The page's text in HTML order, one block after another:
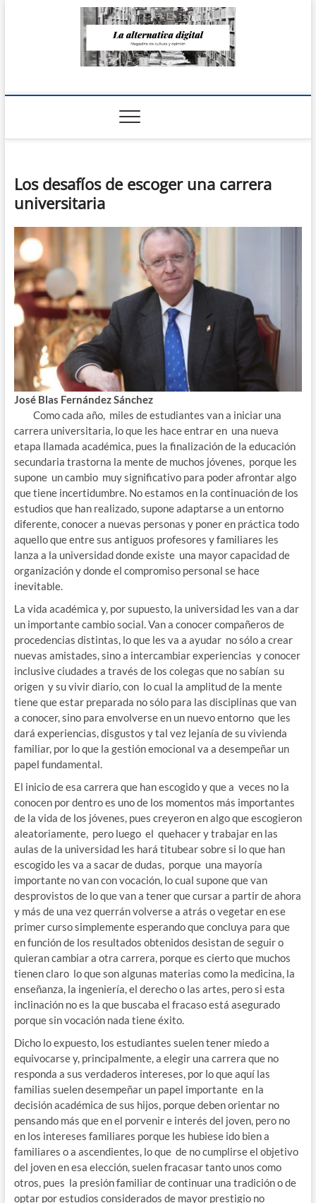
La Alternativa
Los desafíos de escoger una carrera
universitaria
José Blas Fernández Sánchez
Como cada año, miles de estudiantes van a iniciar una
carrera universitaria, lo que les hace entrar en una nueva
etapa llamada académica, pues la finalización de la educación
secundaria trastorna la mente de muchos jóvenes, porque les
supone un cambio muy significativo para poder afrontar algo
que tiene incertidumbre. No estamos en la continuación de los
estudios que han realizado, supone adaptarse a un entorno
diferente, conocer a nuevas personas y poner en práctica todo
aquello que entre sus antiguos profesores y familiares les
lanza a la universidad donde existe una mayor capacidad de
organización y donde el compromiso personal se hace
inevitable.
La vida académica y, por supuesto, la universidad les van a dar
un importante cambio social. Van a conocer compañeros de
procedencias distintas, lo que les va a ayudar no sólo a crear
nuevas amistades, sino a intercambiar experiencias y conocer
inclusive ciudades a través de los colegas que no sabían su
origen y su vivir diario, con lo cual la amplitud de la mente
tiene que estar preparada no sólo para las disciplinas que van
a conocer, sino para envolverse en un nuevo entorno que les
dará experiencias, disgustos y tal vez lejanía de su vivienda
familiar, por lo que la gestión emocional va a desempeñar un
papel fundamental.
El inicio de esa carrera que han escogido y que a veces no la
conocen por dentro es uno de los momentos más importantes
de la vida de los jóvenes, pues creyeron en algo que escogieron
aleatoriamente, pero luego el quehacer y trabajar en las
aulas de la universidad les hará titubear sobre si lo que han
escogido les va a sacar de dudas, porque una mayoría
importante no van con vocación, lo cual supone que van
desprovistos de lo que van a tener que cursar a partir de ahora
y más de una vez querrán volverse a atrás o vegetar en ese
primer curso simplemente esperando que concluya para que
en función de los resultados obtenidos desistan de seguir o
quieran cambiar a otra carrera, porque es cierto que muchos
tienen claro lo que son algunas materias como la medicina, la
enseñanza, la ingeniería, el derecho o las artes, pero si esta
inclinación no es la que buscaba el fracaso está asegurado
porque sin vocación nada tiene éxito.
Dicho lo expuesto, los estudiantes suelen tener miedo a
equivocarse y, principalmente, a elegir una carrera que no
responda a sus verdaderos intereses, por lo que aquí las
familias suelen desempeñar un papel importante en la
decisión académica de sus hijos, porque deben orientar no
pensando más que en el porvenir e interés del joven, pero no
en los intereses familiares porque les hubiese ido bien a
familiares o a ascendientes, lo que de no cumplirse el objetivo
del joven en esa elección, suelen fracasar tanto unos como
otros, pues la presión familiar de continuar una tradición o de
optar por estudios considerados de mayor prestigio no